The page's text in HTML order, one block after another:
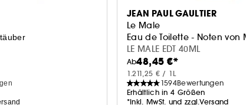
JEAN PAUL GAULTIER
Le Male
Eau de Toilette - Noten von
LE MALE EDT 40ML
Ab48,45 €*
1.211,25 € / 1L
1594Bewertungen
Erhältlich in 4 Größen
*Inkl. MwSt. und zzgl.Versand